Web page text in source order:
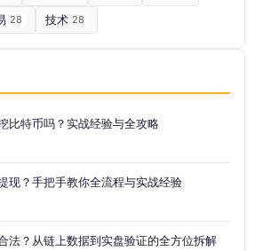
28 技术 28
比特币吗？实战经验与全攻略
现？手把手教你全流程与实战经验
法？从链上数据到实盘验证的全方位拆解